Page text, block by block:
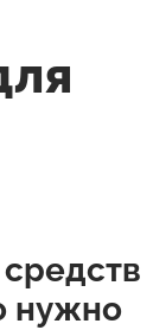
нужно